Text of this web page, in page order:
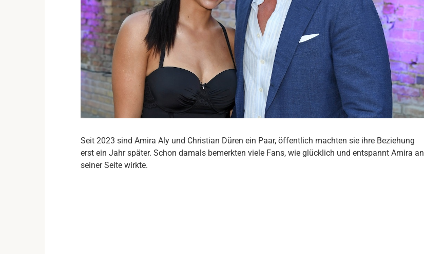
Seit 2023 sind Amira Aly und Christian Düren ein Paar, öffentlich machten sie ihre Beziehung
erst ein Jahr später. Schon damals bemerkten viele Fans, wie glücklich und entspannt Amira an
seiner Seite wirkte.